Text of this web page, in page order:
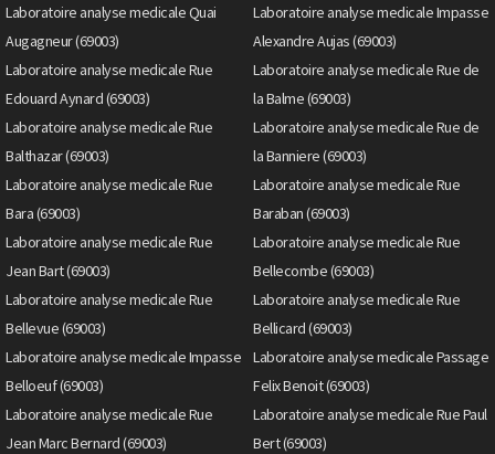
Laboratoire analyse medicale Quai
Augagneur (69003)
Laboratoire analyse medicale Impasse
Alexandre Aujas (69003)
Laboratoire analyse medicale Rue
Edouard Aynard (69003)
Laboratoire analyse medicale Rue de
la Balme (69003)
Laboratoire analyse medicale Rue
Balthazar (69003)
Laboratoire analyse medicale Rue de
la Banniere (69003)
Laboratoire analyse medicale Rue
Bara (69003)
Laboratoire analyse medicale Rue
Baraban (69003)
Laboratoire analyse medicale Rue
Jean Bart (69003)
Laboratoire analyse medicale Rue
Bellecombe (69003)
Laboratoire analyse medicale Rue
Bellevue (69003)
Laboratoire analyse medicale Rue
Bellicard (69003)
Laboratoire analyse medicale Impasse
Belloeuf (69003)
Laboratoire analyse medicale Passage
Felix Benoit (69003)
Laboratoire analyse medicale Rue
Jean Marc Bernard (69003)
Laboratoire analyse medicale Rue Paul
Bert (69003)